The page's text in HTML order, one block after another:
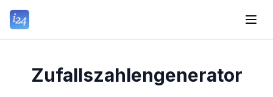
Zufallszahlengenerator